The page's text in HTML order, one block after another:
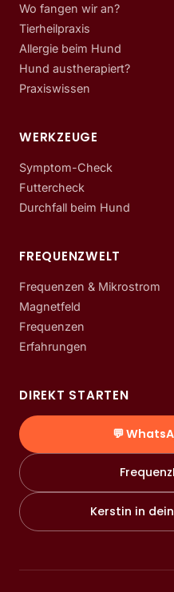
Wo fangen wir an?
Tierheilpraxis
Allergie beim Hund
Hund austherapiert?
Praxiswissen
WERKZEUGE
Symptom-Check
Futtercheck
Durchfall beim Hund
FREQUENZWELT
Frequenzen & Mikrostrom
Magnetfeld
Frequenzen
Erfahrungen
DIREKT STARTEN
💬
Kerstin in